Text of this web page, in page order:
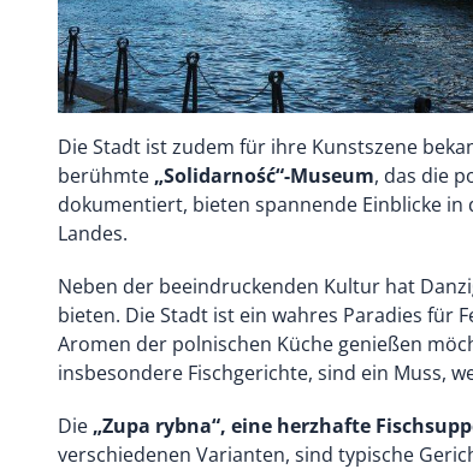
Die Stadt ist zudem für ihre Kunstszene
berühmte „Solidarność“-Museum, das die
dokumentiert, bieten spannende Einblicke in
Landes.
Neben der beeindruckenden Kultur hat
bieten. Die Stadt ist ein wahres Paradies für
Aromen der polnischen Küche genießen
insbesondere Fischgerichte, sind ein Muss,
Die „Zupa rybna“, eine herzhafte
verschiedenen Varianten, sind typische